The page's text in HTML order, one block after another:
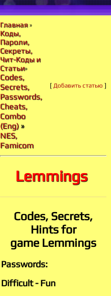
Главная »
Коды,
Пароли,
Секреты,
Чит-Коды и
Статьи»
Codes,
Secrets,
Passwords,
Cheats,
Combo
(Eng)»
NES,
Famicom
[ Добавить статью ]
Lemmings
Codes, Secrets,
Hints for
game Lemmings
Passwords:
Difficult - Fun